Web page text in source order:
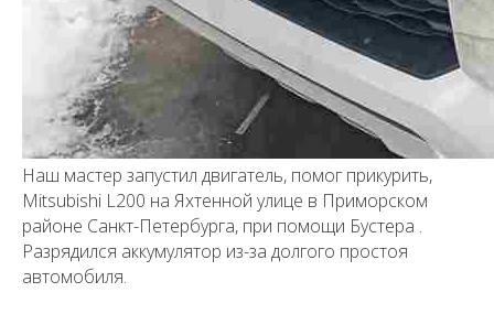
Наш мастер запустил двигатель, помог прикурить,
Mitsubishi L200 на Яхтенной улице в Приморском
районе Санкт-Петербурга, при помощи Бустера .
Разрядился аккумулятор из-за долгого простоя
автомобиля.